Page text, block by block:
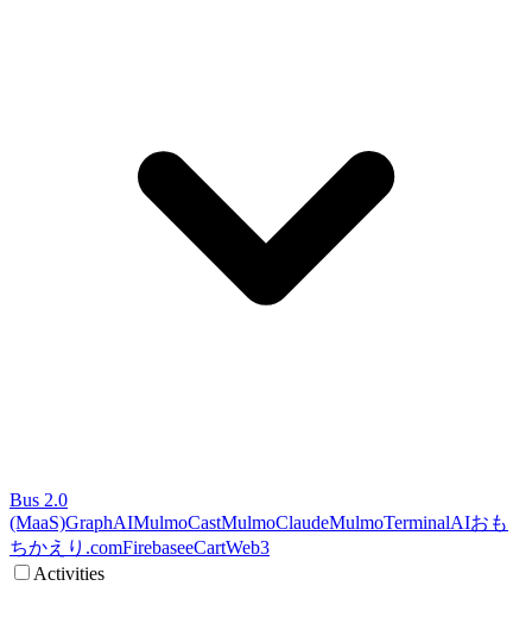
Bus 2.0
(MaaS)GraphAIMulmoCastMulmoClaudeMulmoTerminalAIおも
ちかえり.comFirebaseeCartWeb3
Activities